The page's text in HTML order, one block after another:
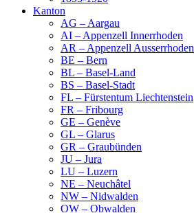
Kanton
AG – Aargau
AI – Appenzell Innerrhoden
AR – Appenzell Ausserrhoden
BE – Bern
BL – Basel-Land
BS – Basel-Stadt
FL – Fürstentum Liechtenstein
FR – Fribourg
GE – Genève
GL – Glarus
GR – Graubünden
JU – Jura
LU – Luzern
NE – Neuchâtel
NW – Nidwalden
OW – Obwalden